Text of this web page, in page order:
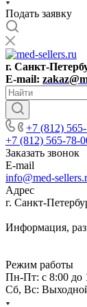
Подать заявку
г. Санкт-
E-mail:
+7 (812)
+7 (812) 565-78-
Заказать звонок
E-mail
info@med-
Адрес
г. Санкт-
Информация,
Режим работы
Пн-Пт: с 8:00 до
Сб, Вс: